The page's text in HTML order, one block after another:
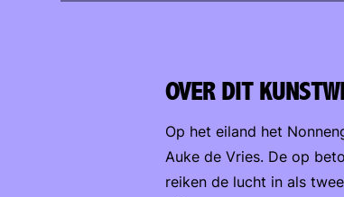
OVER DIT
Op het eiland het
Auke de Vries. De op
reiken de lucht in als